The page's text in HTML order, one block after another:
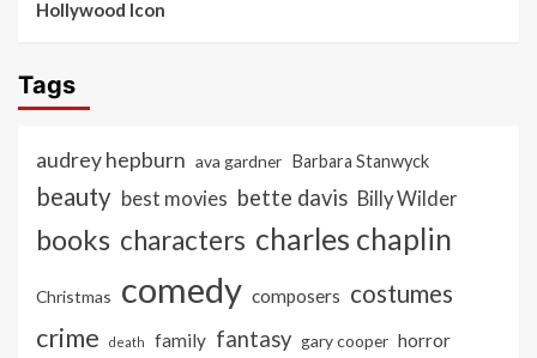
Hollywood Icon
Tags
audrey hepburn ava gardner Barbara Stanwyck
beauty best movies bette davis Billy Wilder
books characters charles chaplin
Christmas comedy composers costumes
crime death family fantasy gary cooper horror